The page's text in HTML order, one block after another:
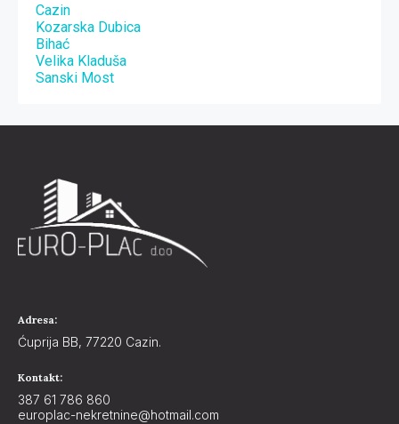
Cazin
Kozarska Dubica
Bihać
Velika Kladuša
Sanski Most
Adresa:
Ćuprija BB, 77220 Cazin.
Kontakt:
387 61 786 860
europlac-nekretnine@hotmail.com